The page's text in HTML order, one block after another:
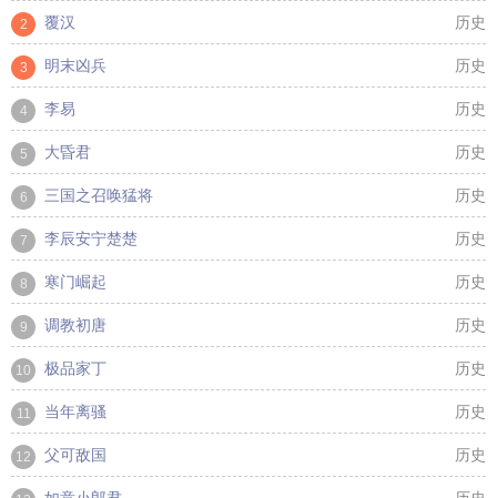
2 覆汉 历史
3 明末凶兵 历史
4 李易 历史
5 大昏君 历史
6 三国之召唤猛将 历史
7 李辰安宁楚楚 历史
8 寒门崛起 历史
9 调教初唐 历史
10 极品家丁 历史
11 当年离骚 历史
12 父可敌国 历史